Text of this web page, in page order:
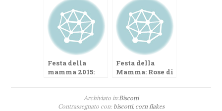
Festa della
mamma 2015:
Festa della
Mamma: Rose di
Archiviato in:Biscotti
Contrassegnato con: biscotti, corn flakes